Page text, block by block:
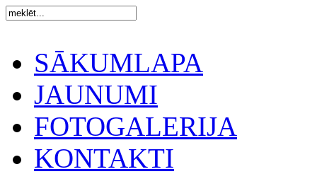
SĀKUMLAPA
JAUNUMI
FOTOGALERIJA
KONTAKTI